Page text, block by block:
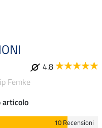
4.8
Femke
articolo
10 Recensioni